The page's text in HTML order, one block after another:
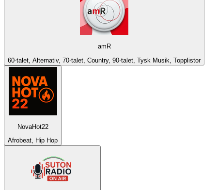
amR
60-talet, Alternativ, 70-talet, Country, 90-talet, Tysk Musik, Topplistor
NovaHot22
Afrobeat, Hip Hop